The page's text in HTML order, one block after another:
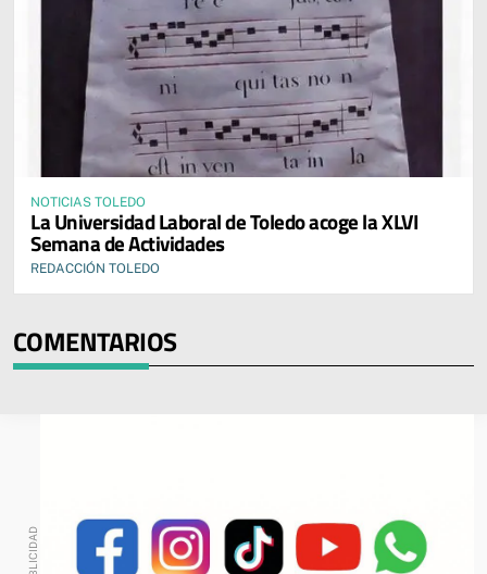
NOTICIAS TOLEDO
La Universidad Laboral de Toledo acoge la XLVI
Semana de Actividades
REDACCIÓN TOLEDO
COMENTARIOS